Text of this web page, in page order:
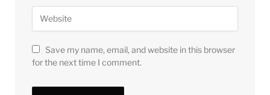
Save my name, email, and website in this browser
for the next time I comment.